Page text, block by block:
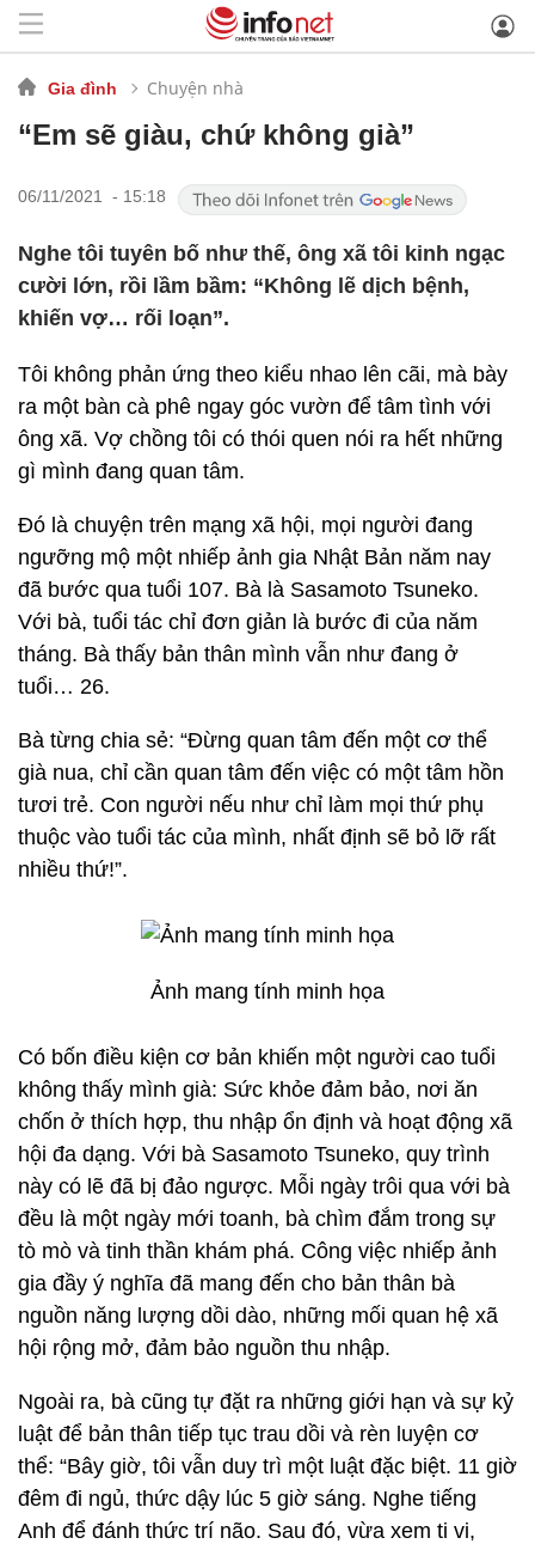
Gia đình Chuyện nhà
“Em sẽ giàu, chứ không già”
06/11/2021 - 15:18
Nghe tôi tuyên bố như thế, ông xã tôi kinh ngạc
cười lớn, rồi lầm bầm: “Không lẽ dịch bệnh,
khiến vợ… rối loạn”.
Tôi không phản ứng theo kiểu nhao lên cãi, mà bày
ra một bàn cà phê ngay góc vườn để tâm tình với
ông xã. Vợ chồng tôi có thói quen nói ra hết những
gì mình đang quan tâm.
Đó là chuyện trên mạng xã hội, mọi người đang
ngưỡng mộ một nhiếp ảnh gia Nhật Bản năm nay
đã bước qua tuổi 107. Bà là Sasamoto Tsuneko.
Với bà, tuổi tác chỉ đơn giản là bước đi của năm
tháng. Bà thấy bản thân mình vẫn như đang ở
tuổi… 26.
Bà từng chia sẻ: “Đừng quan tâm đến một cơ thể
già nua, chỉ cần quan tâm đến việc có một tâm hồn
tươi trẻ. Con người nếu như chỉ làm mọi thứ phụ
thuộc vào tuổi tác của mình, nhất định sẽ bỏ lỡ rất
nhiều thứ!”.
Ảnh mang tính minh họa
Có bốn điều kiện cơ bản khiến một người cao tuổi
không thấy mình già: Sức khỏe đảm bảo, nơi ăn
chốn ở thích hợp, thu nhập ổn định và hoạt động xã
hội đa dạng. Với bà Sasamoto Tsuneko, quy trình
này có lẽ đã bị đảo ngược. Mỗi ngày trôi qua với bà
đều là một ngày mới toanh, bà chìm đắm trong sự
tò mò và tinh thần khám phá. Công việc nhiếp ảnh
gia đầy ý nghĩa đã mang đến cho bản thân bà
nguồn năng lượng dồi dào, những mối quan hệ xã
hội rộng mở, đảm bảo nguồn thu nhập.
Ngoài ra, bà cũng tự đặt ra những giới hạn và sự kỷ
luật để bản thân tiếp tục trau dồi và rèn luyện cơ
thể: “Bây giờ, tôi vẫn duy trì một luật đặc biệt. 11 giờ
đêm đi ngủ, thức dậy lúc 5 giờ sáng. Nghe tiếng
Anh để đánh thức trí não. Sau đó, vừa xem ti vi,